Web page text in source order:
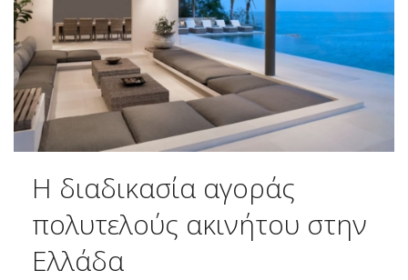
Η διαδικασία αγοράς
πολυτελούς ακινήτου στην
Ελλάδα